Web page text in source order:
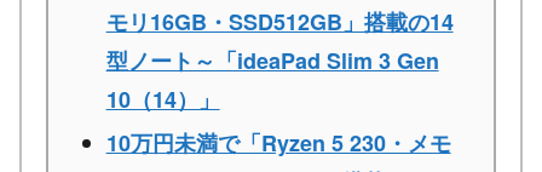
モリ16GB・SSD512GB」搭載の14
型ノート～「ideaPad Slim 3 Gen
10（14）」
10万円未満で「Ryzen 5 230・メモ